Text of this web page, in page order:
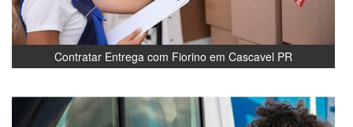
Contratar Entrega com Fiorino em Cascavel PR